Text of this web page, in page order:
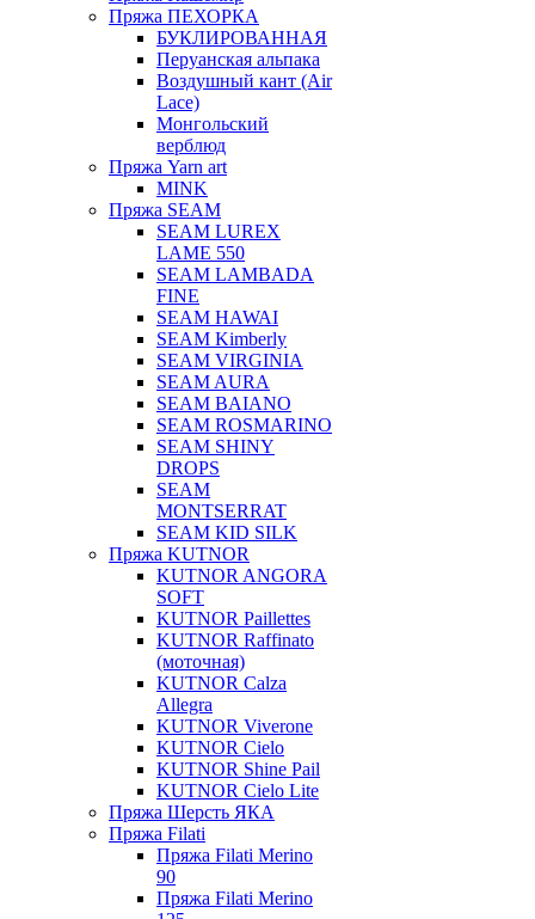
Пряжа ПЕХОРКА
БУКЛИРОВАННАЯ
Перуанская альпака
Воздушный кант (Air
Lace)
Монгольский
верблюд
Пряжа Yarn art
MINK
Пряжа SEAM
SEAM LUREX
LAME 550
SEAM LAMBADA
FINE
SEAM HAWAI
SEAM Kimberly
SEAM VIRGINIA
SEAM AURA
SEAM BAIANO
SEAM ROSMARINO
SEAM SHINY
DROPS
SEAM
MONTSERRAT
SEAM KID SILK
Пряжа KUTNOR
KUTNOR ANGORA
SOFT
KUTNOR Paillettes
KUTNOR Raffinato
(моточная)
KUTNOR Calza
Allegra
KUTNOR Viverone
KUTNOR Cielo
KUTNOR Shine Pail
KUTNOR Cielo Lite
Пряжа Шерсть ЯКА
Пряжа Filati
Пряжа Filati Merino
90
Пряжа Filati Merino